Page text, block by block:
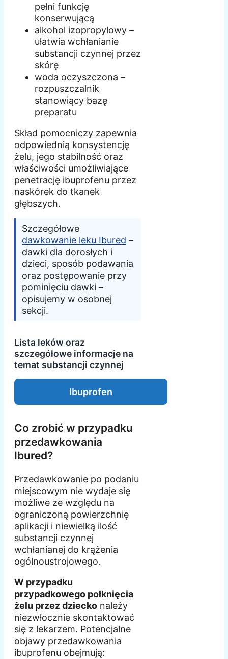
pełni funkcję
konserwującą
alkohol izopropylowy –
ułatwia wchłanianie
substancji czynnej przez
skórę
woda oczyszczona –
rozpuszczalnik
stanowiący bazę
preparatu
Skład pomocniczy zapewnia
odpowiednią konsystencję
żelu, jego stabilność oraz
właściwości umożliwiające
penetrację ibuprofenu przez
naskórek do tkanek
głębszych.
Szczegółowe
dawkowanie leku Ibured –
dawki dla dorosłych i
dzieci, sposób podawania
oraz postępowanie przy
pominięciu dawki –
opisujemy w osobnej
sekcji.
Lista leków oraz
szczegółowe informacje na
temat substancji czynnej
Ibuprofen
Co zrobić w przypadku
przedawkowania
Ibured?
Przedawkowanie po podaniu
miejscowym nie wydaje się
możliwe ze względu na
ograniczoną powierzchnię
aplikacji i niewielką ilość
substancji czynnej
wchłanianej do krążenia
ogólnoustrojowego.
W przypadku
przypadkowego połknięcia
żelu przez dziecko należy
niezwłocznie skontaktować
się z lekarzem. Potencjalne
objawy przedawkowania
ibuprofenu obejmują: